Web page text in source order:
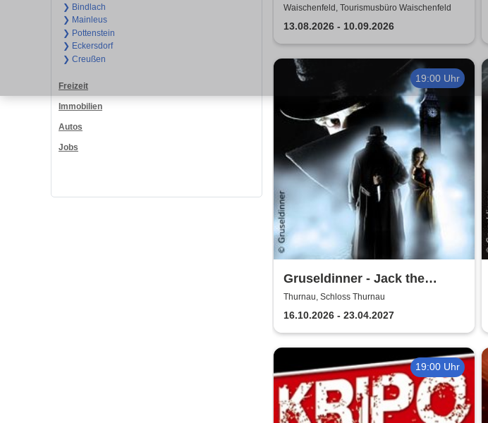
❯ Bindlach
❯ Mainleus
❯ Pottenstein
❯ Eckersdorf
❯ Creußen
Freizeit
Immobilien
Autos
Jobs
Waischenfeld
Waischenfeld, Tourismusbüro Waischenfeld
13.08.2026 - 10.09.2026
19:00 Uhr
Gruseldinner - Jack the
Ripper
Thurnau, Schloss Thurnau
16.10.2026 - 23.04.2027
19:00 Uhr